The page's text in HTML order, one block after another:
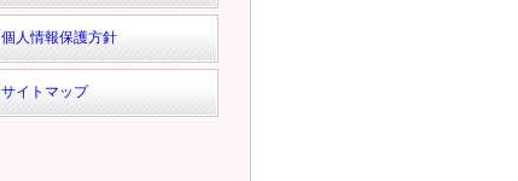
個人情報保護方針
サイトマップ